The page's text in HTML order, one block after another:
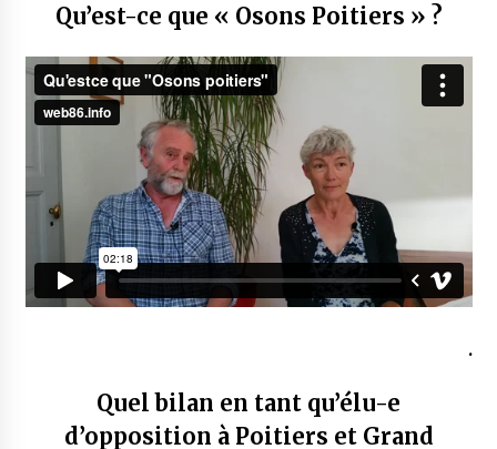
Qu’est-ce que « Osons Poitiers » ?
.
Quel bilan en tant qu’élu-e
d’opposition à Poitiers et Grand